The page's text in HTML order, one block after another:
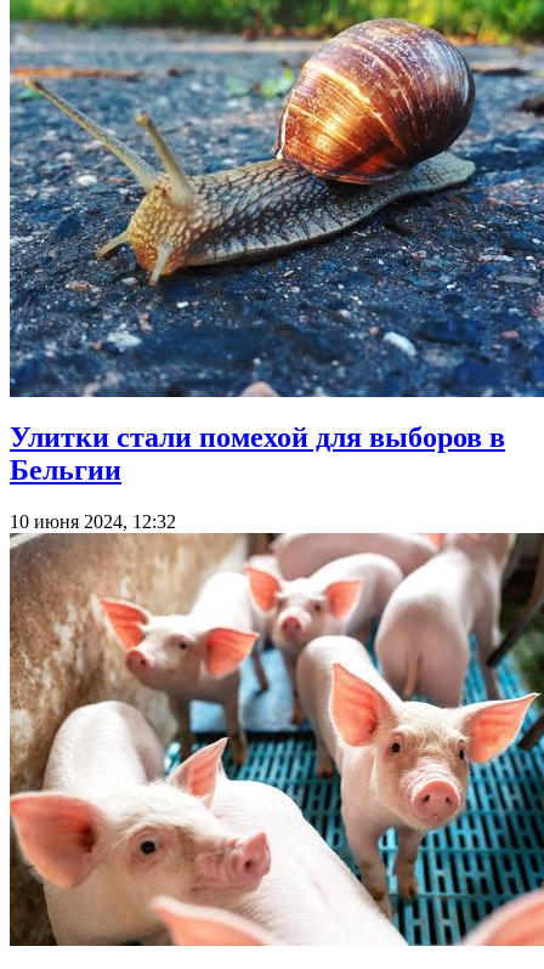
Улитки стали помехой для выборов в
Бельгии
10 июня 2024, 12:32